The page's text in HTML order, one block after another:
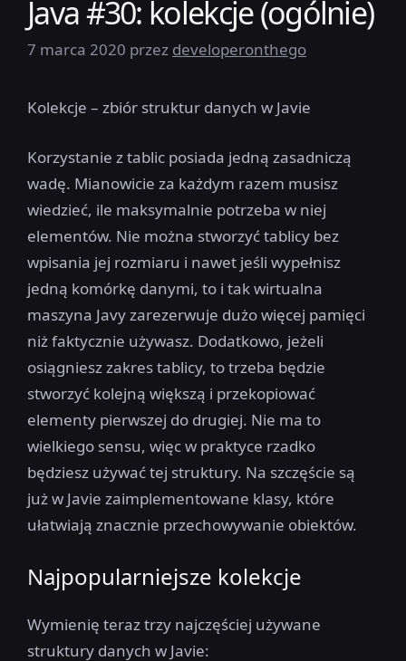
Java #30: kolekcje (ogólnie)
7 marca 2020 przez developeronthego
Kolekcje – zbiór struktur danych w Javie
Korzystanie z tablic posiada jedną zasadniczą
wadę. Mianowicie za każdym razem musisz
wiedzieć, ile maksymalnie potrzeba w niej
elementów. Nie można stworzyć tablicy bez
wpisania jej rozmiaru i nawet jeśli wypełnisz
jedną komórkę danymi, to i tak wirtualna
maszyna Javy zarezerwuje dużo więcej pamięci
niż faktycznie używasz. Dodatkowo, jeżeli
osiągniesz zakres tablicy, to trzeba będzie
stworzyć kolejną większą i przekopiować
elementy pierwszej do drugiej. Nie ma to
wielkiego sensu, więc w praktyce rzadko
będziesz używać tej struktury. Na szczęście są
już w Javie zaimplementowane klasy, które
ułatwiają znacznie przechowywanie obiektów.
Najpopularniejsze kolekcje
Wymienię teraz trzy najczęściej używane
struktury danych w Javie: